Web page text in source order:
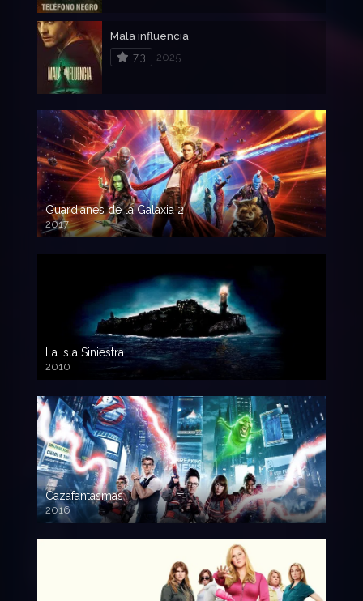
Mala influencia
7.3
2025
Guardianes de la Galaxia 2
2017
720p HD
La Isla Siniestra
2010
720p HD
Cazafantasmas
2016
720p HD